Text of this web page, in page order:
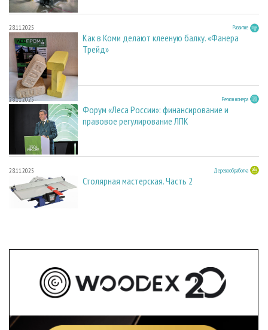
28.11.2025 Развитие
Как в Коми делают клееную балку. «Фанера
Трейд»
28.11.2025 Регион номера
Форум «Леса России»: финансирование и
правовое регулирование ЛПК
28.11.2025 Деревообработка
Столярная мастерская. Часть 2